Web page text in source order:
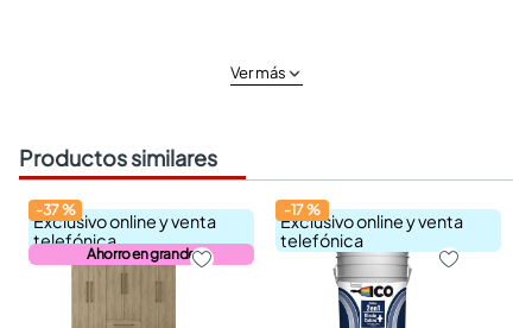
Ver más
Productos similares
Exclusivo online y venta
telefónica
Ahorro en grande
-37%
Exclusivo online y venta
telefónica
-17%